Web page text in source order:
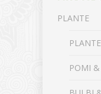
PLANTE
POMI &